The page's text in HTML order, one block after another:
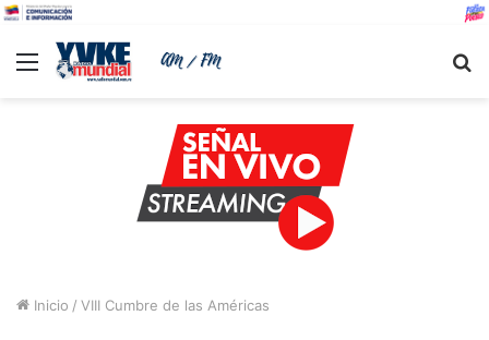
Menu
Inicio / VIII Cumbre de las Américas